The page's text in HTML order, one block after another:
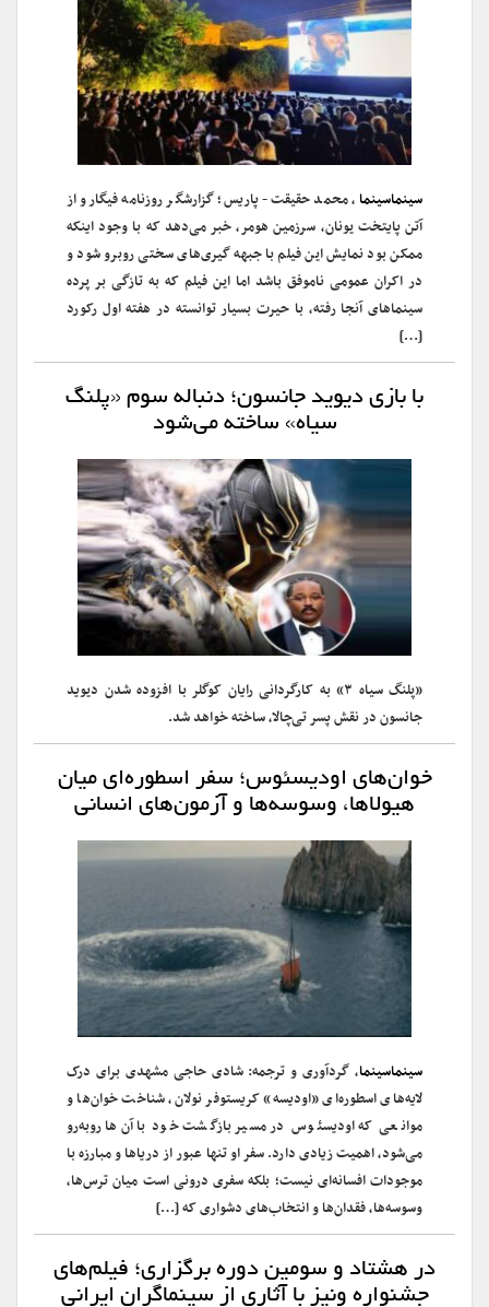
سینماسینما، محمد حقیقت- پاریس؛ گزارشگر روزنامه فیگارو از
آتن پایتخت یونان، سرزمین هومر، خبر می‌دهد که با وجود اینکه
ممکن بود نمایش این فیلم با جبهه گیری‌های سختی روبرو شود و
در اکران عمومی ناموفق باشد اما این فیلم که به تازگی بر پرده
سینماهای آنجا رفته، با حیرت بسیار توانسته در هفته اول رکورد
[…]
با بازی دیوید جانسون؛ دنباله سوم «پلنگ
سیاه» ساخته می‌شود
«پلنگ سیاه ۳» به کارگردانی رایان کوگلر با افزوده شدن دیوید
جانسون در نقش پسر تی‌چالا، ساخته خواهد شد.
خوان‌های اودیسئوس؛ سفر اسطوره‌ای میان
هیولاها، وسوسه‌ها و آزمون‌های انسانی
سینماسینما، گردآوری و ترجمه: شادی حاجی مشهدی برای درک
لایه‌های اسطوره‌ای «اودیسه» کریستوفر نولان، شناخت خوان‌ها و
موانعی که اودیسئوس در مسیر بازگشت خود با آن‌ها روبه‌رو
می‌شود، اهمیت زیادی دارد. سفر او تنها عبور از دریاها و مبارزه با
موجودات افسانه‌ای نیست؛ بلکه سفری درونی است میان ترس‌ها،
وسوسه‌ها، فقدان‌ها و انتخاب‌های دشواری که […]
در هشتاد و سومین دوره برگزاری؛ فیلم‌های
جشنواره ونیز با آثاری از سینماگران ایرانی